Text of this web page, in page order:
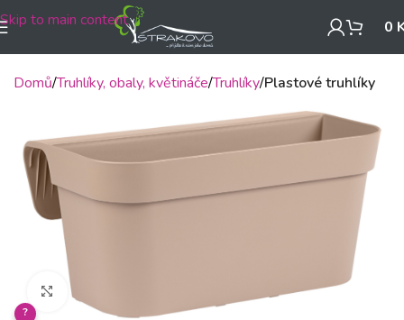
Skip to main content 0
Domů Truhlíky, obaly, květináče Truhlíky Plastové truhlíky
Klikněte pro zvětšení
?